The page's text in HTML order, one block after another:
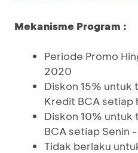
Mekanisme Program :
Periode Promo
2020
Diskon 15% untuk
Kredit BCA setiap
Diskon 10%
BCA setiap Senin
Tidak berlaku